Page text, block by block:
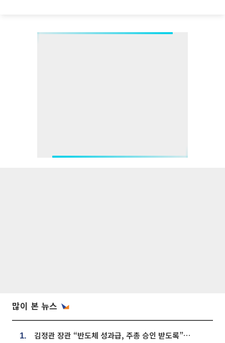
많이 본 뉴스
1. 김정관 장관 “반도체 성과급, 주총 승인 받도록”…상법·자본시장법 개정 시사